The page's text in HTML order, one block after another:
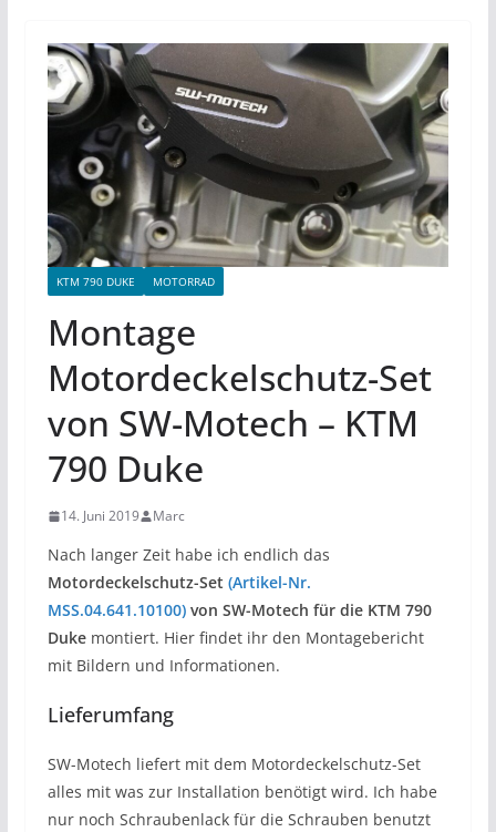
KTM 790 DUKE MOTORRAD
Montage
Motordeckelschutz-Set
von SW-Motech – KTM
790 Duke
14. Juni 2019 Marc
Nach langer Zeit habe ich endlich das
Motordeckelschutz-Set (Artikel-Nr.
MSS.04.641.10100)von SW-Motech für die KTM 790
Dukemontiert. Hier findet ihr den Montagebericht
mit Bildern und Informationen.
Lieferumfang
SW-Motech liefert mit dem Motordeckelschutz-Set
alles mit was zur Installation benötigt wird. Ich habe
nur noch Schraubenlack für die Schrauben benutzt